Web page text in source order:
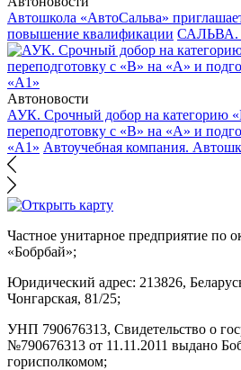
Автошкола «АвтоСальва»
повышение квалификации САЛЬВА.
Автоновости
АУК. Срочный добор на категорию
переподготовку с «В» на «А» и
«А1» Автоучебная компания.
Частное унитарное предприятие по
«Бобрбай»;
Юридический адрес: 213826,
Чонгарская, 81/25;
УНП 790676313, Свидетельство о
№790676313 от 11.11.2011 выдано
горисполкомом;